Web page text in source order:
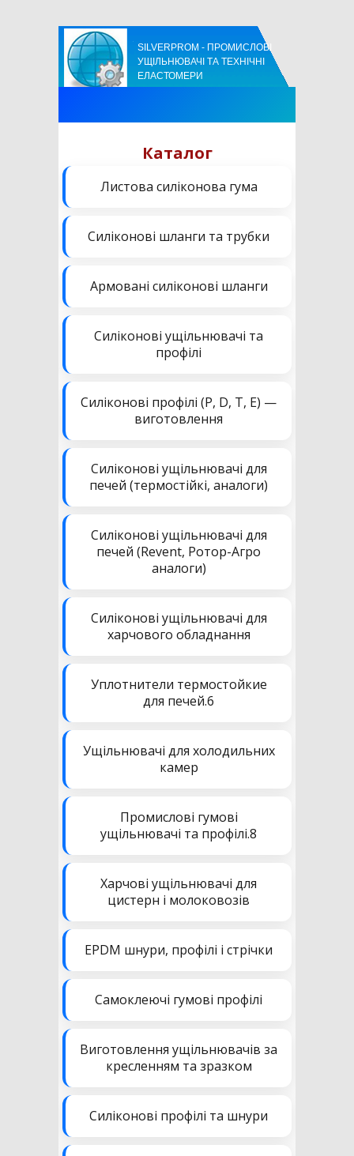
SILVERPROM - ПРОМИСЛОВІ
УЩІЛЬНЮВАЧІ ТА ТЕХНІЧНІ
ЕЛАСТОМЕРИ
Каталог
Листова силіконова гума
Силіконові шланги та трубки
Армовані силіконові шланги
Силіконові ущільнювачі та
профілі
Силіконові профілі (P, D, T, E) —
виготовлення
Силіконові ущільнювачі для
печей (термостійкі, аналоги)
Силіконові ущільнювачі для
печей (Revent, Ротор-Агро
аналоги)
Силіконові ущільнювачі для
харчового обладнання
Уплотнители термостойкие
для печей.6
Ущільнювачі для холодильних
камер
Промислові гумові
ущільнювачі та профілі.8
Харчові ущільнювачі для
цистерн і молоковозів
EPDM шнури, профілі і стрічки
Самоклеючі гумові профілі
Виготовлення ущільнювачів за
кресленням та зразком
Силіконові профілі та шнури